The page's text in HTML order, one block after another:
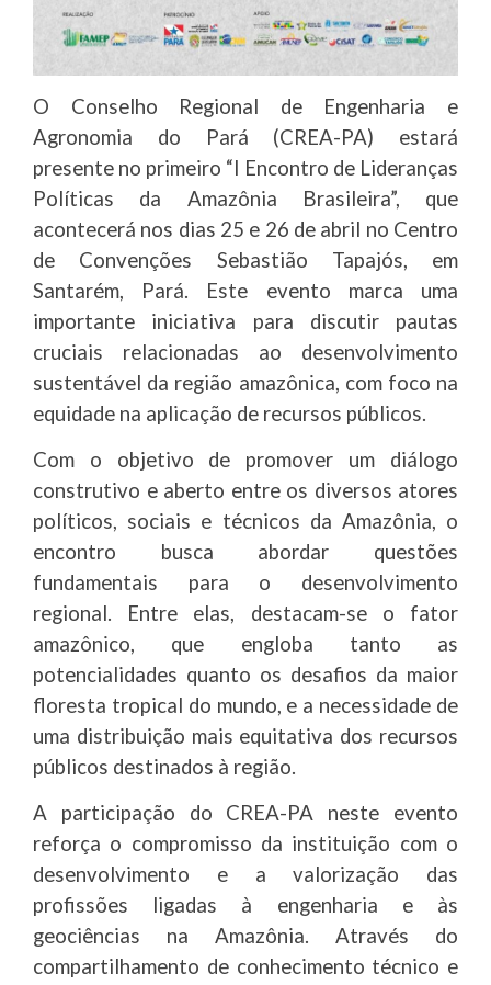
O Conselho Regional de Engenharia e
Agronomia do Pará (CREA-PA) estará
presente no primeiro “I Encontro de Lideranças
Políticas da Amazônia Brasileira”, que
acontecerá nos dias 25 e 26 de abril no Centro
de Convenções Sebastião Tapajós, em
Santarém, Pará. Este evento marca uma
importante iniciativa para discutir pautas
cruciais relacionadas ao desenvolvimento
sustentável da região amazônica, com foco na
equidade na aplicação de recursos públicos.
Com o objetivo de promover um diálogo
construtivo e aberto entre os diversos atores
políticos, sociais e técnicos da Amazônia, o
encontro busca abordar questões
fundamentais para o desenvolvimento
regional. Entre elas, destacam-se o fator
amazônico, que engloba tanto as
potencialidades quanto os desafios da maior
floresta tropical do mundo, e a necessidade de
uma distribuição mais equitativa dos recursos
públicos destinados à região.
A participação do CREA-PA neste evento
reforça o compromisso da instituição com o
desenvolvimento e a valorização das
profissões ligadas à engenharia e às
geociências na Amazônia. Através do
compartilhamento de conhecimento técnico e